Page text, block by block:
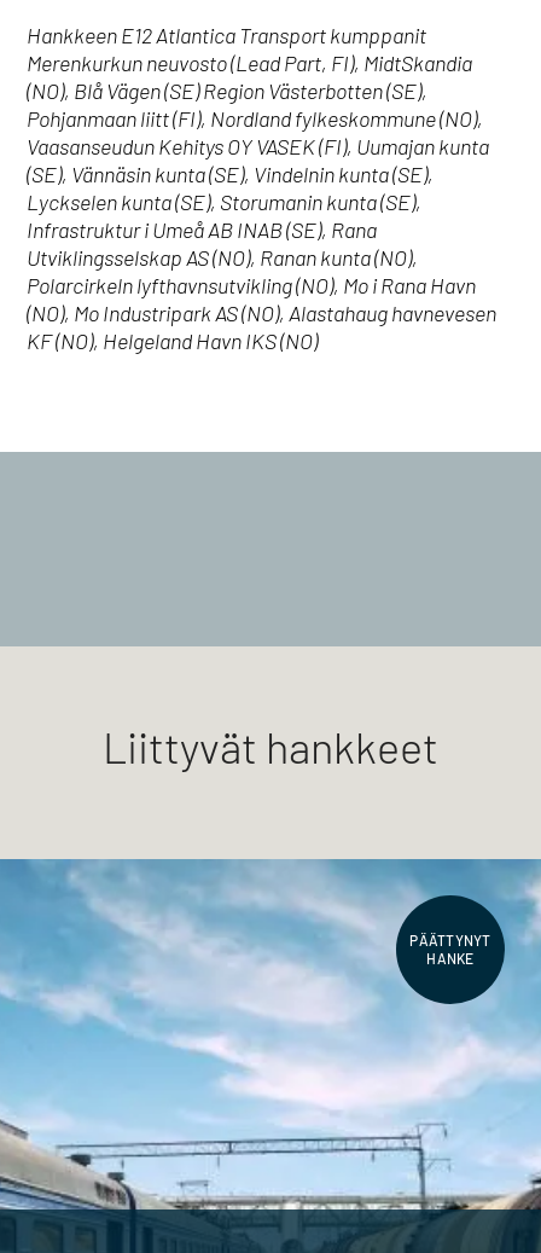
Hankkeen E12 Atlantica Transport kumppanit
Merenkurkun neuvosto (Lead Part, FI), MidtSkandia
(NO), Blå Vägen (SE) Region Västerbotten (SE),
Pohjanmaan liitt (FI), Nordland fylkeskommune (NO),
Vaasanseudun Kehitys OY VASEK (FI), Uumajan kunta
(SE), Vännäsin kunta (SE), Vindelnin kunta (SE),
Lyckselen kunta (SE), Storumanin kunta (SE),
Infrastruktur i Umeå AB INAB (SE), Rana
Utviklingsselskap AS (NO), Ranan kunta (NO),
Polarcirkeln lyfthavnsutvikling (NO), Mo i Rana Havn
(NO), Mo Industripark AS (NO), Alastahaug havnevesen
KF (NO), Helgeland Havn IKS (NO)
Liittyvät hankkeet
PÄÄTTYNYT
HANKE